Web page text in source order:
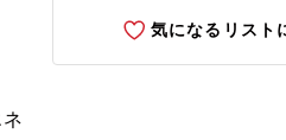
気になるリスト